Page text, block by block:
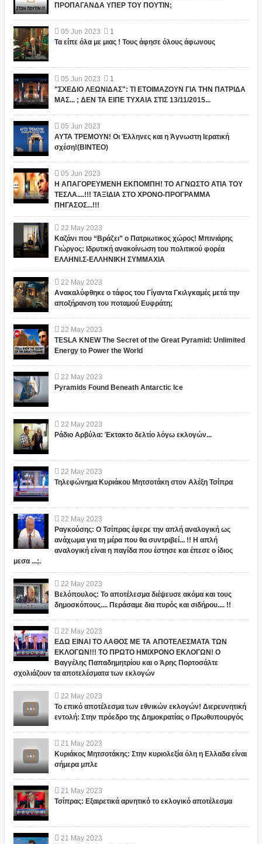
ΠΡΟΠΑΓΑΝΔΑ ΥΠΕΡ ΤΟΥ ΠΟΥΤΙΝ;
05 Jun 2023
1
Τα είπε όλα με μιας ! Τους άφησε όλους άφωνους
05 Jun 2023
1
"ΣΧΕΔΙΟ ΛΕΩΝΙΔΑΣ": ΤΙ ΕΤΟΙΜΑΖΟΥΝ ΓΙΑ ΤΗΝ ΠΑΤΡΙΔΑ
ΜΑΣ... ; ΔΕΝ ΤΑ ΕΙΠΕ ΤΥΧΑΙΑ ΣΤΙΣ 13/11/2015...
05 Jun 2023
ΑΥΤΑ ΤΡΕΜΟΥΝ! Οι Έλληνες και η Άγνωστη Ιερατική
σχέση!(ΒΙΝΤΕΟ)
05 Jun 2023
Η ΑΠΑΓΟΡΕΥΜΕΝΗ ΕΚΠΟΜΠΗ! ΤΟ ΑΓΝΩΣΤΟ ΑΤΙΑ ΤΟΥ
ΤΕΣΛΑ....!!! ΤΑΞΙΔΙΑ ΣΤΟ ΧΡΟΝΟ-ΠΡΟΓΡΑΜΜΑ
ΠΗΓΑΣΟΣ...!!!
22 May 2023
Καζάνι που “Βράζει” ο Πατριωτικος χώρος! Μπινιάρης
Γιώργος: Ιδρυτική ανακοίνωση του πολιτικού φορέα
ΕΛΛΗΝΙ.Σ-ΕΛΛΗΝΙΚΗ ΣΥΜΜΑΧΙΑ
22 May 2023
Ανακαλύφθηκε ο τάφος του Γίγαντα Γκιλγκαμές μετά την
αποξήρανση του ποταμού Ευφράτη;
22 May 2023
TESLA KNEW The Secret of the Great Pyramid: Unlimited
Energy to Power the World
22 May 2023
Pyramids Found Beneath Antarctic Ice
22 May 2023
Ράδιο Αρβύλα: Έκτακτο δελτίο λόγω εκλογών...
22 May 2023
Τηλεφώνημα Κυριάκου Μητσοτάκη στον Αλέξη Τσίπρα
22 May 2023
Ραγκούσης: Ο Τσίπρας έφερε την απλή αναλογική ως
ανάχωμα για τη μέρα που θα συντριβεί... !! Η απλή
αναλογική είναι η παγίδα που έστησε και έπεσε ο ίδιος
μεσα ...;.
22 May 2023
Βελόπουλος: Το αποτέλεσμα διέψευσε ακόμα και τους
δημοσκόπους.... Περάσαμε δια πυρός και σιδήρου.... !!
22 May 2023
ΕΔΩ ΕΙΝΑΙ ΤΟ ΛΑΘΟΣ ΜΕ ΤΑ ΑΠΟΤΕΛΕΣΜΑΤΑ ΤΩΝ
ΕΚΛΟΓΩΝ!!! ΤΟ ΠΡΩΤΟ ΗΜΙΧΡΟΝΟ ΕΚΛΟΓΩΝ! Ο
Βαγγέλης Παπαδημητρίου και ο Άρης Πορτοσάλτε
σχολιάζουν τα αποτελέσματα των εκλογών
22 May 2023
Το επικό αποτέλεσμα των εθνικών εκλογών! Διερευνητική
εντολή: Στην πρόεδρο της Δημοκρατίας ο Πρωθυπουργός
21 May 2023
Κυριάκος Μητσοτάκης: Στην κυριολεξία όλη η Ελλαδα είναι
σήμερα μπλε
21 May 2023
Τσίπρας: Εξαιρετικά αρνητικό το εκλογικό αποτέλεσμα
21 May 2023